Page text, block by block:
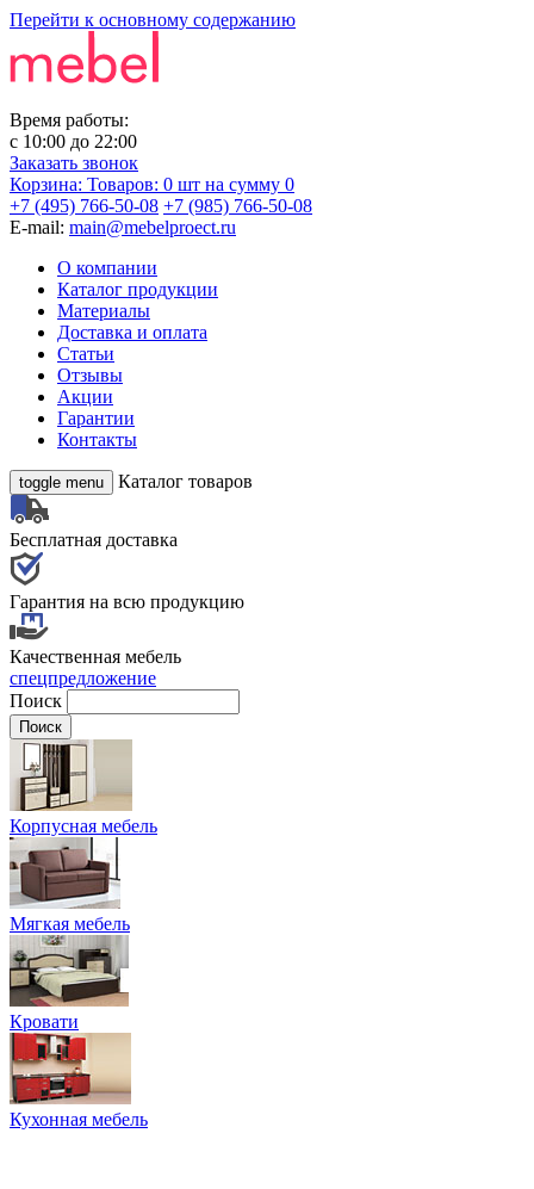
Перейти к основному содержанию
Время работы:
с 10:00 до 22:00
Заказать звонок
Корзина: Товаров: 0 шт на сумму 0
+7 (495) 766-50-08 +7 (985) 766-50-08
E-mail: main@mebelproect.ru
О компании
Каталог продукции
Материалы
Доставка и оплата
Статьи
Отзывы
Акции
Гарантии
Контакты
toggle menu Каталог товаров
Бесплатная доставка
Гарантия на всю продукцию
Качественная мебель
спецпредложение
Поиск
Корпусная мебель
Мягкая мебель
Кровати
Кухонная мебель